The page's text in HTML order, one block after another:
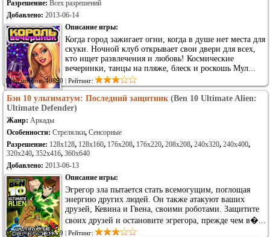
Разрешение: Всех разрешений
Добавлено: 2013-06-14
Описание игры:
Когда город зажигает огни, когда в душе нет места для
скуки. Ночной клуб открывает свои двери для всех,
кто ищет развлечения и любовь! Космические
вечеринки, танцы на пляже, блеск и роскошь Мул...
Просмотров: 40890 | Рейтинг:
Бэн 10 ультиматум: Последний защитник (Ben 10 Ultimate Alien:
Ultimate Defender)
Жанр: Аркады
Особенности: Стрелялки, Сенсорные
Разрешение: 128x128, 128x160, 176x208, 176x220, 208x208, 240x320, 240x400,
320x240, 352x416, 360x640
Добавлено: 2013-06-13
Описание игры:
Эгрегор зла пытается стать всемогущим, поглощая
энергию других людей. Он также атакуют ваших
друзей, Кевина и Гвена, своими роботами. Защитите
своих друзей и остановите эгрегора, прежде чем в�...
Просмотров: 33559 | Рейтинг: